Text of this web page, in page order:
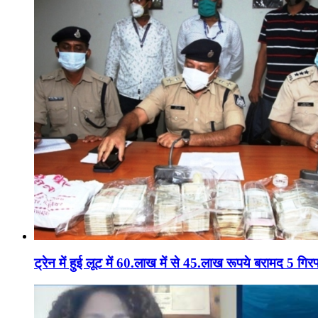
ट्रेन में हुई लूट में 60.लाख में से 45.लाख रूपये बरामद 5